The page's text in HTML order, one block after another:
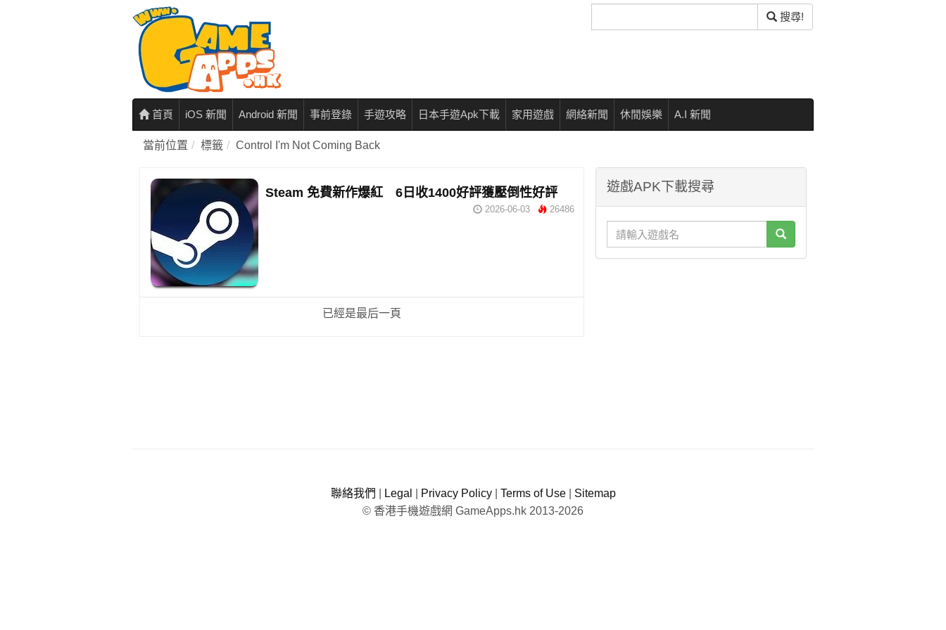
尋
搜尋!
首頁 iOS 新聞 Android 新聞 事前登錄 手遊攻略 日本手遊Apk下載 家用遊戲 網絡新聞 休閒娛樂 A.I 新聞
當前位置 標籤 Control I'm Not Coming Back
Steam 免費新作爆紅 6日收1400好評獲壓倒性好評
2026-06-03 26486
已經是最后一頁
遊戲APK下載搜尋
聯絡我們 Legal Privacy Policy| Terms of Use| Sitemap
© 香港手機遊戲網 GameApps.hk 2013-2026